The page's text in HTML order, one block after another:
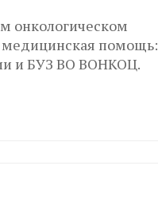
онкологическом
медицинская помощь:
и БУЗ ВО ВОНКОЦ.